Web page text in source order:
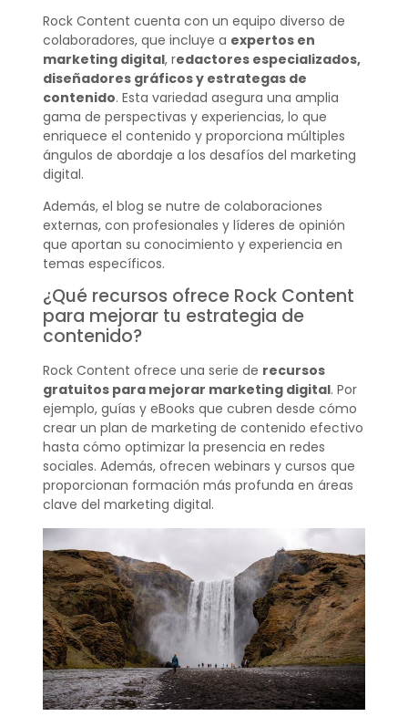
Rock Content cuenta con un equipo diverso de
colaboradores, que incluye a expertos en
marketing digital, redactores especializados,
diseñadores gráficos y estrategas de
contenido. Esta variedad asegura una amplia
gama de perspectivas y experiencias, lo que
enriquece el contenido y proporciona múltiples
ángulos de abordaje a los desafíos del marketing
digital.
Además, el blog se nutre de colaboraciones
externas, con profesionales y líderes de opinión
que aportan su conocimiento y experiencia en
temas específicos.
¿Qué recursos ofrece Rock Content
para mejorar tu estrategia de
contenido?
Rock Content ofrece una serie de recursos
gratuitos para mejorar marketing digital. Por
ejemplo, guías y eBooks que cubren desde cómo
crear un plan de marketing de contenido efectivo
hasta cómo optimizar la presencia en redes
sociales. Además, ofrecen webinars y cursos que
proporcionan formación más profunda en áreas
clave del marketing digital.